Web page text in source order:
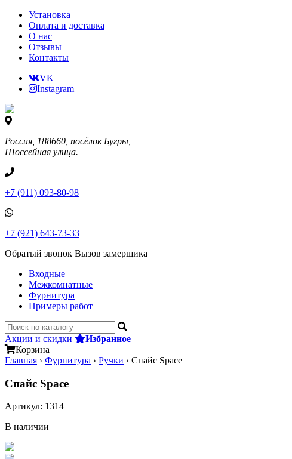
Установка
Оплата и доставка
О нас
Отзывы
Контакты
VK
Instagram
Россия, 188660, посёлок Бугры,
Шоссейная улица.
+7 (911) 093-80-98
+7 (921) 643-73-33
Обратый звонок Вызов замерщика
Входные
Межкомнатные
Фурнитура
Примеры работ
Акции и скидки Избранное
Корзина
Главная › Фурнитура › Ручки › Спайс Space
Спайс Space
Артикул: 1314
В наличии